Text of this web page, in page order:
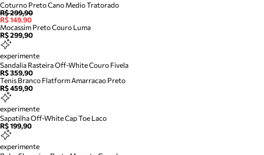
Coturno Preto Cano Medio Tratorado
R$ 299,90
R$ 149,90
Mocassim Preto Couro Luma
R$ 299,90
experimente
Sandalia Rasteira Off-White Couro Fivela
R$ 359,90
Tenis Branco Flatform Amarracao Preto
R$ 459,90
experimente
Sapatilha Off-White Cap Toe Laco
R$ 199,90
experimente